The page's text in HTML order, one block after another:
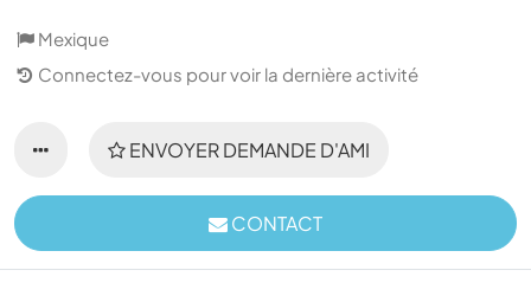
Mexique
Connectez-vous pour voir la dernière activité
ENVOYER DEMANDE D'AMI
CONTACT